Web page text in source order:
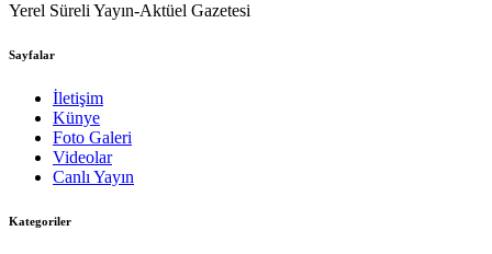
Yerel Süreli Yayın-Aktüel Gazetesi
Sayfalar
İletişim
Künye
Foto Galeri
Videolar
Canlı Yayın
Kategoriler